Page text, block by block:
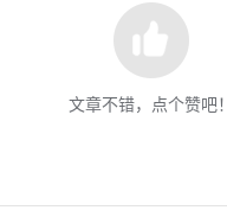
文章不错，点个赞吧！